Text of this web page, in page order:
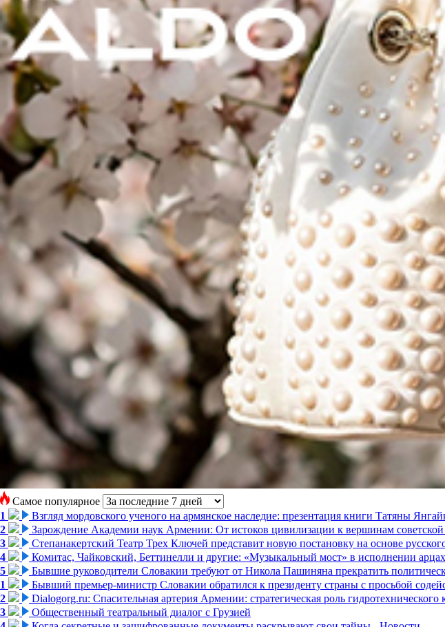
Самое популярное
1
Взгляд мордовского ученого на армянское наследие: презентация книги Татяны
2
Зарождение Академии наук Армении: От истоков цивилизации к вершинам
3
Степанакертский Театр Трех Ключей представит новую постановку на основе
4
Комитас, Чайковский, Беттинелли и другие: «Музыкальный мост» в исполнении
5
Бывшие руководители Словакии требуют от Никола Пашиняна прекратить
1
Бывший премьер-министр Словакии обратился к президенту страны с просьбой
2
Dialogorg.ru: Спасительная артерия Армении: стратегическая роль
3
Общественный театральный диалог с Грузией